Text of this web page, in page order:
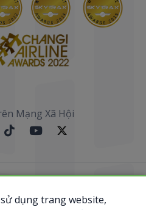
Mạng Xã Hội
dụng trang website,